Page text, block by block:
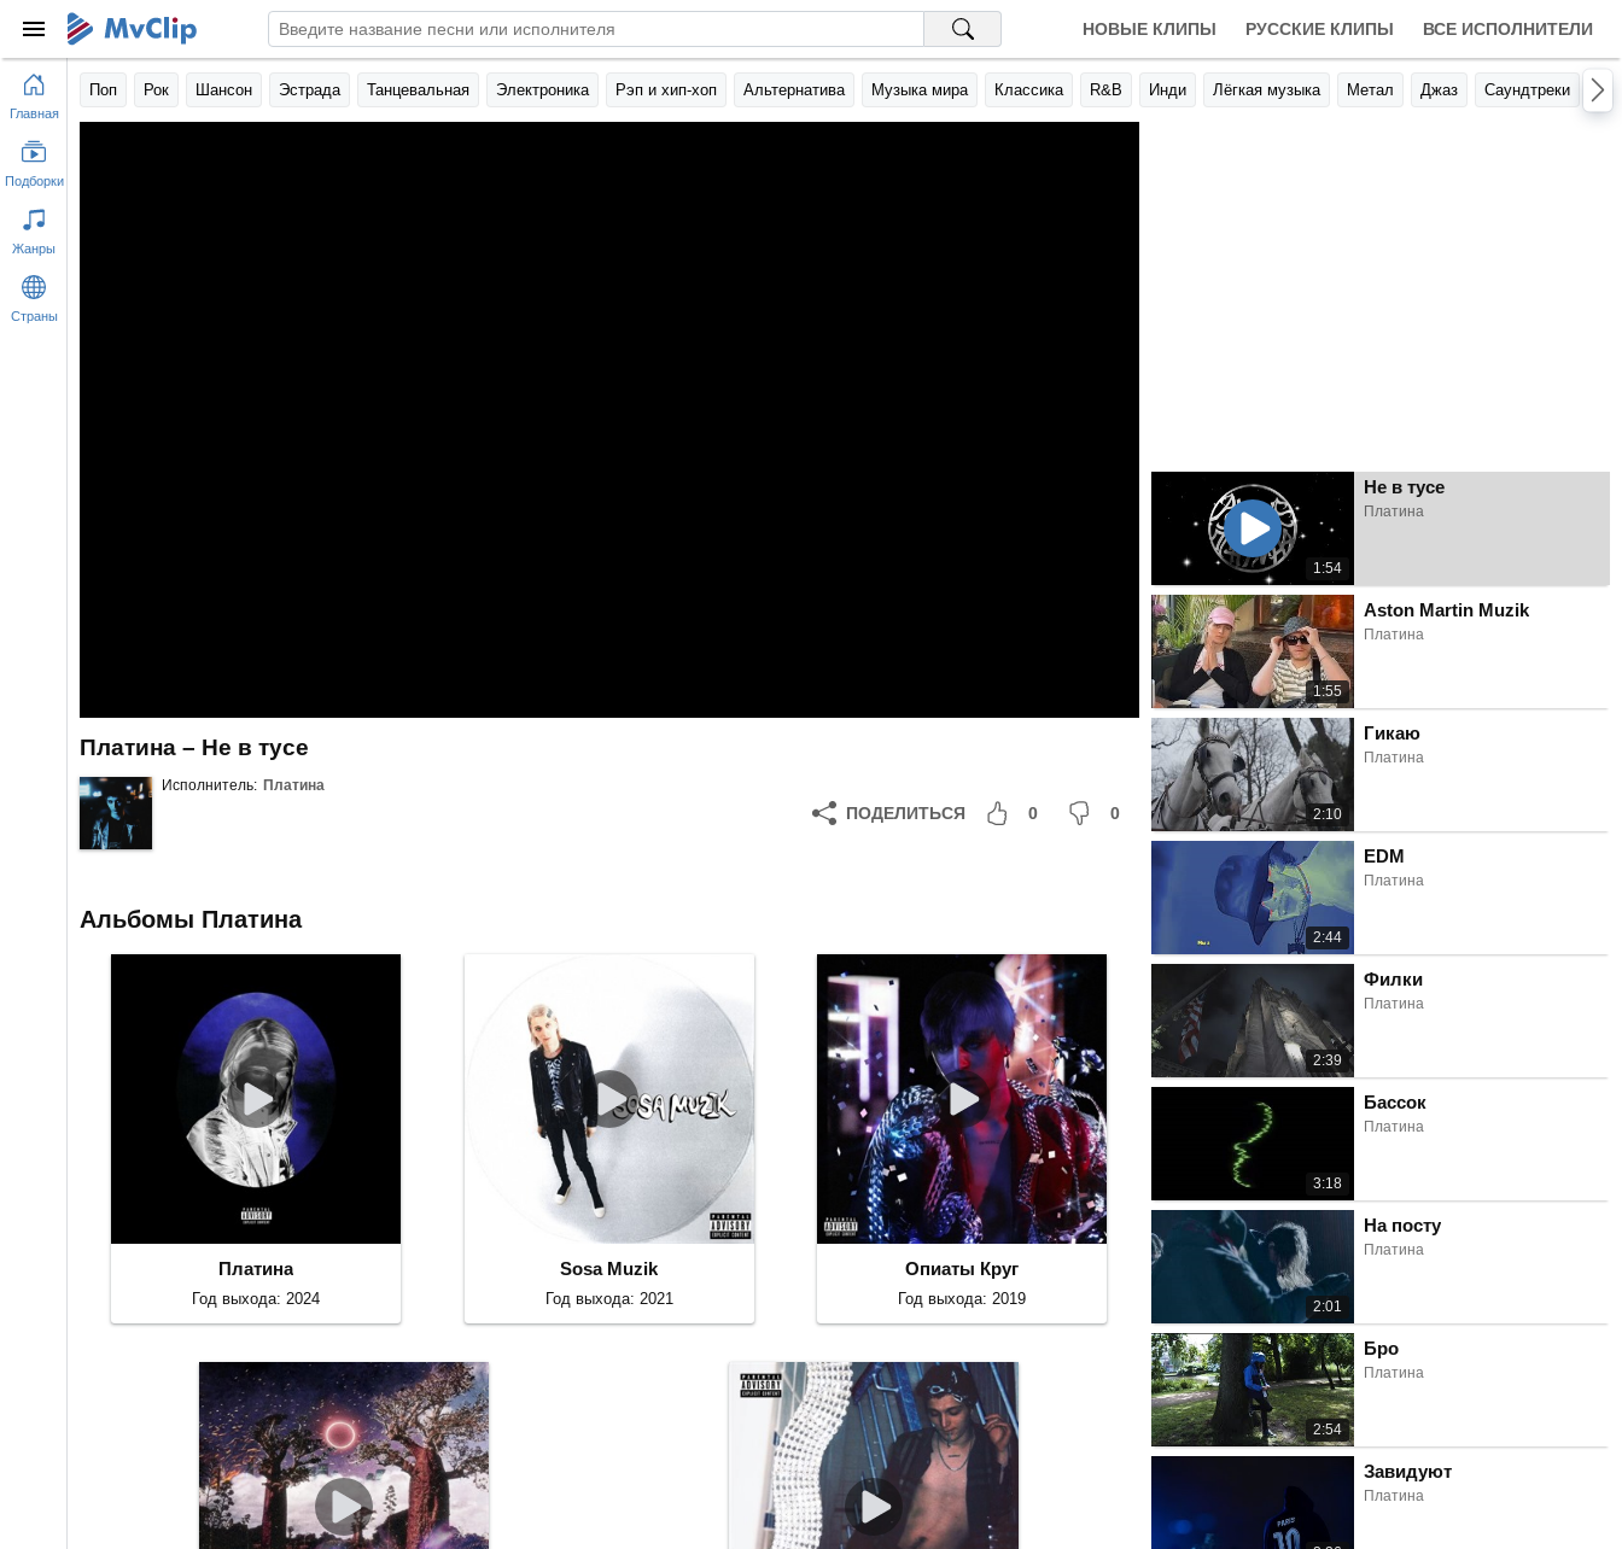
НОВЫЕ КЛИПЫ РУССКИЕ КЛИПЫ ВСЕ ИСПОЛНИТЕЛИ
Поп Рок Шансон Эстрада Танцевальная Электроника Рэп и хип-хоп Альтернатива Музыка мира Классика R&B Инди Лёгкая музыка Метал Джаз Саундтреки
Платина – Не в тусе
Исполнитель: Платина
ПОДЕЛИТЬСЯ 0 0
1:54
Не в тусе
Платина
1:55
Aston Martin Muzik
Платина
2:10
Гикаю
Платина
2:44
EDM
Платина
2:39
Филки
Платина
3:18
Бассок
Платина
2:01
На посту
Платина
2:54
Бро
Платина
Завидуют
Платина
Альбомы Платина
Платина
Год выхода: 2024
Sosa Muzik
Год выхода: 2021
Опиаты Круг
Год выхода: 2019
Главная
Подборки
Жанры
Страны